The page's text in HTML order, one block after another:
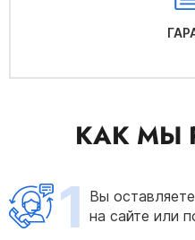
КАК МЫ
1 Вы
на сайте или